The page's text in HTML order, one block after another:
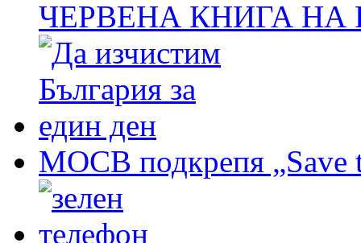
ЧЕРВЕНА КНИГА НА
МОСВ подкрепя „Save